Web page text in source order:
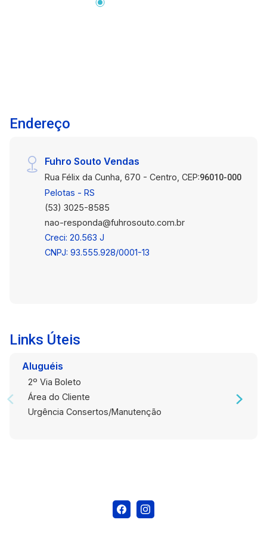
ambiente moderno e bem planejado. Ideal para
Endereço
Fuhro Souto Vendas
Rua Félix da Cunha, 670 - Centro, CEP:96010-000
Pelotas - RS
(53) 3025-8585
nao-responda@fuhrosouto.com.br
Creci: 20.563 J
CNPJ: 93.555.928/0001-13
Links Úteis
Aluguéis
2º Via Boleto
Área do Cliente
Urgência Consertos/Manutenção